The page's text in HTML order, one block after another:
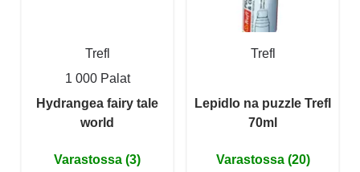
Trefl
1 000 Palat
Hydrangea fairy tale
world
Varastossa (3)
Trefl
Lepidlo na puzzle Trefl
70ml
Varastossa (20)